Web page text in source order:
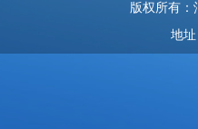
版权所有：
地